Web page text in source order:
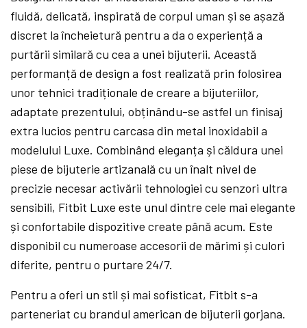
fluidă, delicată, inspirată de corpul uman și se așază
discret la încheietură pentru a da o experiență a
purtării similară cu cea a unei bijuterii. Această
performanță de design a fost realizată prin folosirea
unor tehnici tradiționale de creare a bijuteriilor,
adaptate prezentului, obținându-se astfel un finisaj
extra lucios pentru carcasa din metal inoxidabil a
modelului Luxe. Combinând eleganța și căldura unei
piese de bijuterie artizanală cu un înalt nivel de
precizie necesar activării tehnologiei cu senzori ultra
sensibili, Fitbit Luxe este unul dintre cele mai elegante
și confortabile dispozitive create până acum. Este
disponibil cu numeroase accesorii de mărimi și culori
diferite, pentru o purtare 24/7.
Pentru a oferi un stil și mai sofisticat, Fitbit s-a
parteneriat cu brandul american de bijuterii gorjana.